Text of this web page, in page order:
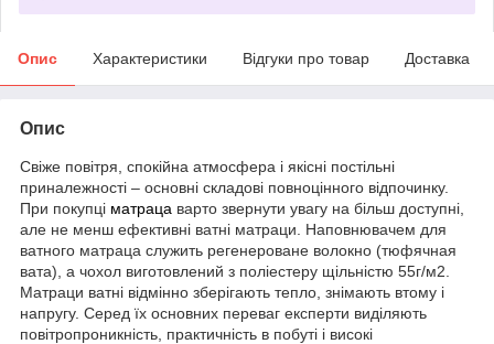
Опис Характеристики Відгуки про товар Доставка
Опис
Свіже повітря, спокійна атмосфера і якісні постільні
приналежності – основні складові повноцінного відпочинку.
При покупці матраца варто звернути увагу на більш доступні,
але не менш ефективні ватні матраци. Наповнювачем для
ватного матраца служить регенероване волокно (тюфячная
вата), а чохол виготовлений з поліестеру щільністю 55г/м2.
Матраци ватні відмінно зберігають тепло, знімають втому і
напругу. Серед їх основних переваг експерти виділяють
повітропроникність, практичність в побуті і високі